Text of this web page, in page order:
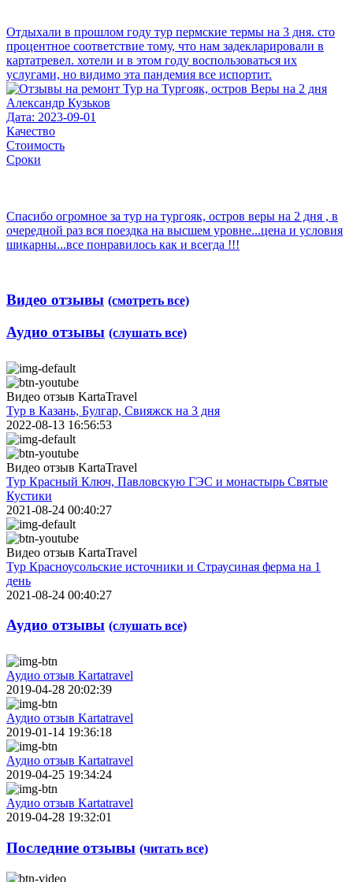
Отдыхали в прошлом году тур пермские термы на 3 дня. сто
процентное соответствие тому, что нам задекларировали в
картатревел. хотели и в этом году воспользоваться их
услугами, но видимо эта пандемия все испортит.
Александр Кузьков
Дата: 2023-09-01
Качество
Стоимость
Сроки
Спасибо огромное за тур на тургояк, остров веры на 2 дня , в
очередной раз вся поездка на высшем уровне...цена и условия
шикарны...все понравилось как и всегда !!!
Видео отзывы (смотреть все)
Аудио отзывы (слушать все)
Видео отзыв KartaTravel
Тур в Казань, Булгар, Свияжск на 3 дня
2022-08-13 16:56:53
Видео отзыв KartaTravel
Тур Красный Ключ, Павловскую ГЭС и монастырь Святые
Кустики
2021-08-24 00:40:27
Видео отзыв KartaTravel
Тур Красноусольские источники и Страусиная ферма на 1
день
2021-08-24 00:40:27
Аудио отзывы (слушать все)
Аудио отзыв Kartatravel
2019-04-28 20:02:39
Аудио отзыв Kartatravel
2019-01-14 19:36:18
Аудио отзыв Kartatravel
2019-04-25 19:34:24
Аудио отзыв Kartatravel
2019-04-28 19:32:01
Последние отзывы (читать все)